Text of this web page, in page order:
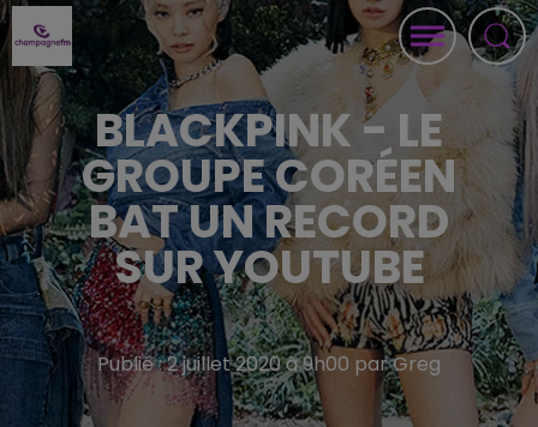
BLACKPINK - LE
GROUPE CORÉEN
BAT UN RECORD
SUR YOUTUBE
Publié : 2 juillet 2020 à 9h00 par Greg